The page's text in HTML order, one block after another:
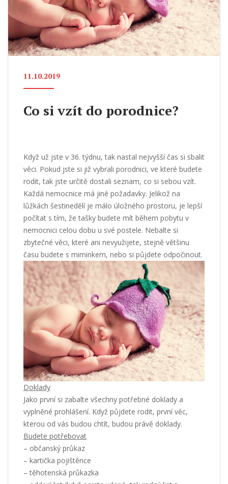
11.10.2019
Co si vzít do porodnice?
Když už jste v 36. týdnu, tak nastal nejvyšší čas si sbalit
věci. Pokud jste si již vybrali porodnici, ve které budete
rodit, tak jste určitě dostali seznam, co si sebou vzít.
Každá nemocnice má jiné požadavky. Jelikož na
lůžkách šestinedělí je málo úložného prostoru, je lepší
počítat s tím, že tašky budete mít během pobytu v
nemocnici celou dobu u své postele. Nebalte si
zbytečné věci, které ani nevyužijete, stejně většinu
času budete s miminkem, nebo si půjdete odpočinout.
Doklady
Jako první si zabalte všechny potřebné doklady a
vyplněné prohlášení. Když půjdete rodit, první věc,
kterou od vás budou chtít, budou právě doklady.
Budete potřebovat
– občanský průkaz
– kartička pojištěnce
– těhotenská průkazka